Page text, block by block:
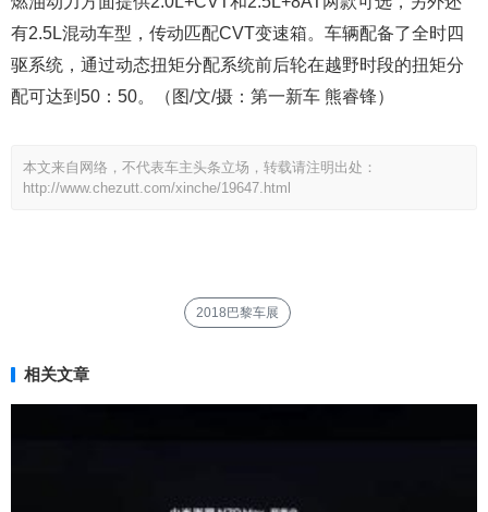
有2.5L混动车型，传动匹配CVT变速箱。车辆配备了全时四
驱系统，通过动态扭矩分配系统前后轮在越野时段的扭矩分
配可达到50：50。（图/文/摄：第一新车 熊睿锋）
本文来自网络，不代表车主头条立场，转载请注明出处：
http://www.chezutt.com/xinche/19647.html
2018巴黎车展
相关文章